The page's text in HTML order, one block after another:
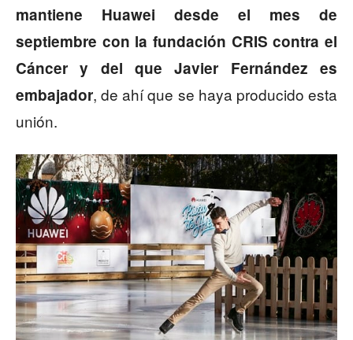
mantiene Huawei desde el mes de
septiembre con la fundación CRIS contra el
Cáncer y del que Javier Fernández es
embajador, de ahí que se haya producido esta
unión.